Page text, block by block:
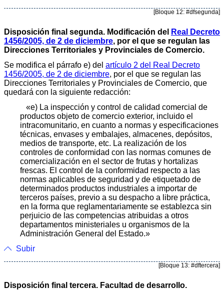
[Bloque 12: #dfsegunda]
Disposición final segunda. Modificación del
Real Decreto
1456/2005, de 2 de diciembre, por el que se regulan las
Direcciones Territoriales y Provinciales de Comercio.
Se modifica el párrafo e) del artículo 2 del Real Decreto
1456/2005, de 2 de diciembre, por el que se regulan las
Direcciones Territoriales y Provinciales de Comercio, que
quedará con la siguiente redacción:
«e) La inspección y control de calidad comercial de
productos objeto de comercio exterior, incluido el
intracomunitario, en cuanto a normas y especificaciones
técnicas, envases y embalajes, almacenes, depósitos,
medios de transporte, etc. La realización de los
controles de conformidad con las normas comunes de
comercialización en el sector de frutas y hortalizas
frescas. El control de la conformidad respecto a las
normas aplicables de seguridad y de etiquetado de
determinados productos industriales a importar de
terceros países, previo a su despacho a libre práctica,
en la forma que reglamentariamente se establezca sin
perjuicio de las competencias atribuidas a otros
departamentos ministeriales u organismos de la
Administración General del Estado.»
Subir
[Bloque 13: #dftercera]
Disposición final tercera. Facultad de desarrollo.